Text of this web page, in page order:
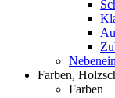
Farben,
Farben